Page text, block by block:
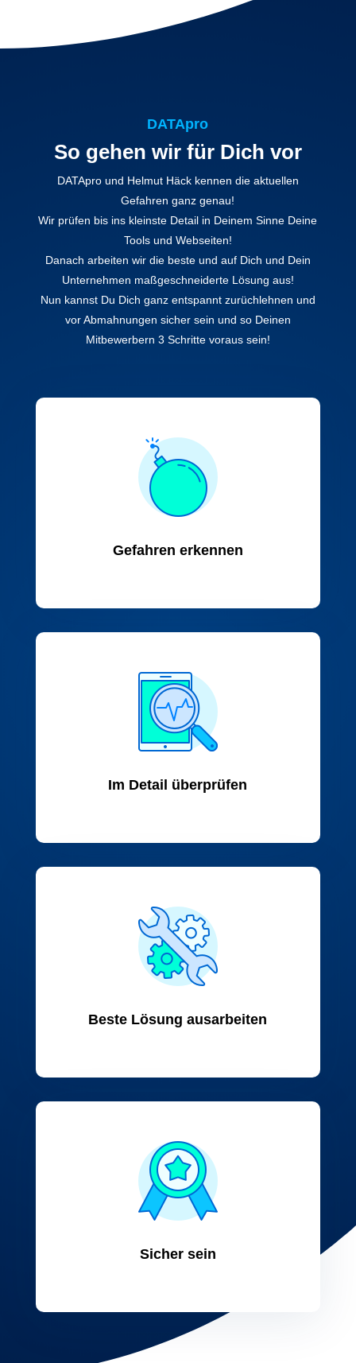
DATApro
So gehen wir für Dich vor
DATApro und Helmut Häck kennen die aktuellen
Gefahren ganz genau!
Wir prüfen bis ins kleinste Detail in Deinem Sinne Deine
Tools und Webseiten!
Danach arbeiten wir die beste und auf Dich und Dein
Unternehmen maßgeschneiderte Lösung aus!
Nun kannst Du Dich ganz entspannt zurüchlehnen und
vor Abmahnungen sicher sein und so Deinen
Mitbewerbern 3 Schritte voraus sein!
Gefahren erkennen
Im Detail überprüfen
Beste Lösung ausarbeiten
Sicher sein